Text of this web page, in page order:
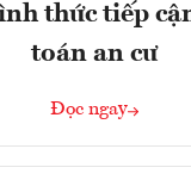
thức tiếp
toán an cư
Đọc ngay